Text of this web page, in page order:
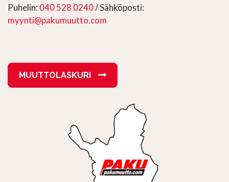
Puhelin: 040 528 0240/ Sähköposti:
myynti@pakumuutto.com
MUUTTOLASKURI